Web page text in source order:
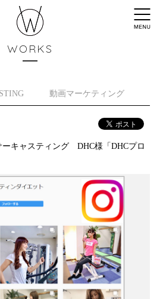
WORKS
動画マーケティング
ーキャスティング DHC様「DHCプロ